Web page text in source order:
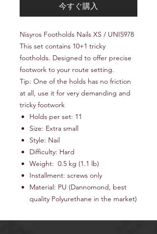
今すぐ購入
Nisyros Footholds Nails XS / UNI5978
This set contains 10+1 tricky
footholds. Designed to offer precise
footwork to your route setting.
Tip: One of the holds has no friction
at all, use it for very demanding and
tricky footwork
Holds per set: 11
Size: Extra small
Style: Nail
Difficulty: Hard
Weight: 0.5 kg (1.1 lb)
Installment: screws only
Material: PU (Dannomond, best
quality Polyurethane in the market)